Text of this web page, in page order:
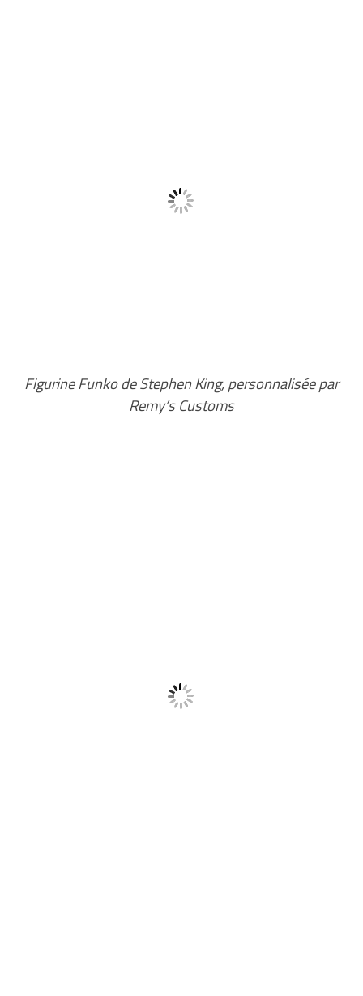
Figurine Funko de Stephen King, personnalisée par
Remy’s Customs